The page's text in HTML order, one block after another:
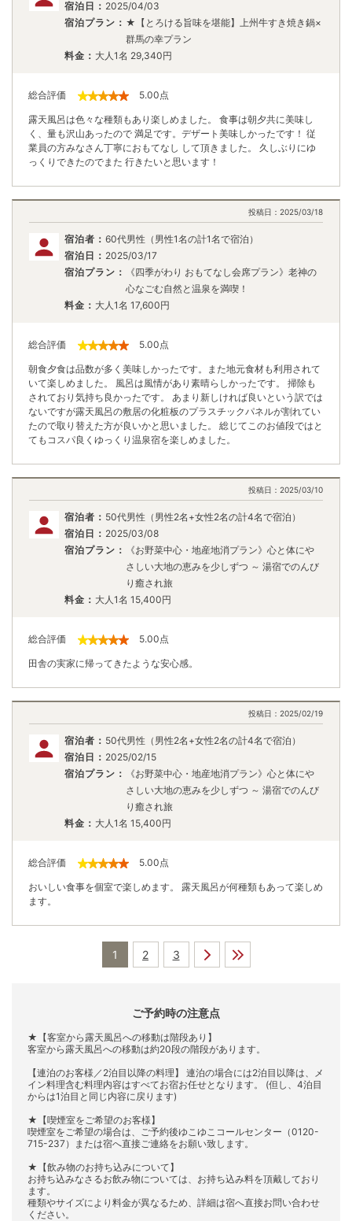
宿泊日： 2025/04/03
宿泊プラン： ★【とろける旨味を堪能】上州牛すき焼き鍋×
群馬の幸プラン
料金： 大人1名 29,340円
総合評価 5.00点
露天風呂は色々な種類もあり楽しめました。 食事は朝夕共に美味し
く、量も沢山あったので 満足です。デザート美味しかったです！ 従
業員の方みなさん丁寧におもてなし して頂きました。 久しぶりにゆ
っくりできたのでまた 行きたいと思います！
投稿日： 2025/03/18
宿泊者： 60代男性（男性1名の計1名で宿泊）
宿泊日： 2025/03/17
宿泊プラン：
《四季がわり おもてなし会席プラン》老神の
心なごむ自然と温泉を満喫！
料金： 大人1名 17,600円
総合評価 5.00点
朝食夕食は品数が多く美味しかったです。また地元食材も利用されて
いて楽しめました。 風呂は風情があり素晴らしかったです。 掃除も
されており気持ち良かったです。 あまり新しければ良いという訳では
ないですが露天風呂の敷居の化粧板のプラスチックパネルが割れてい
たので取り替えた方が良いかと思いました。 総じてこのお値段ではと
てもコスパ良くゆっくり温泉宿を楽しめました。
投稿日： 2025/03/10
宿泊者： 50代男性（男性2名+女性2名の計4名で宿泊）
宿泊日： 2025/03/08
宿泊プラン：
《お野菜中心・地産地消プラン》心と体にや
さしい大地の恵みを少しずつ ～ 湯宿でのんび
り癒され旅
料金： 大人1名 15,400円
総合評価 5.00点
田舎の実家に帰ってきたような安心感。
投稿日： 2025/02/19
宿泊者： 50代男性（男性2名+女性2名の計4名で宿泊）
宿泊日： 2025/02/15
宿泊プラン：
《お野菜中心・地産地消プラン》心と体にや
さしい大地の恵みを少しずつ ～ 湯宿でのんび
り癒され旅
料金： 大人1名 15,400円
総合評価 5.00点
おいしい食事を個室で楽しめます。 露天風呂が何種類もあって楽しめ
ます。
1 2 3
ご予約時の注意点
★【客室から露天風呂への移動は階段あり】
客室から露天風呂への移動は約20段の階段があります。
【連泊のお客様／2泊目以降の料理】 連泊の場合には2泊目以降は、メ
イン料理含む料理内容はすべてお宿お任せとなります。 (但し、4泊目
からは1泊目と同じ内容に戻ります)
★【喫煙室をご希望のお客様】
喫煙室をご希望の場合は、ご予約後ゆこゆこコールセンター（0120-
715-237）または宿へ直接ご連絡をお願い致します。
★【飲み物のお持ち込みについて】
お持ち込みなさるお飲み物については、お持ち込み料を頂戴しており
ます。
種類やサイズにより料金が異なるため、詳細は宿へ直接お問い合わせ
ください。